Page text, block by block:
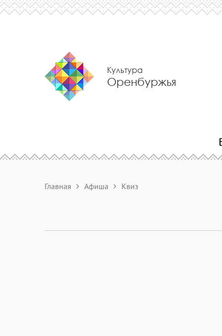
Культура
Оренбуржья
Главная Афиша Квиз